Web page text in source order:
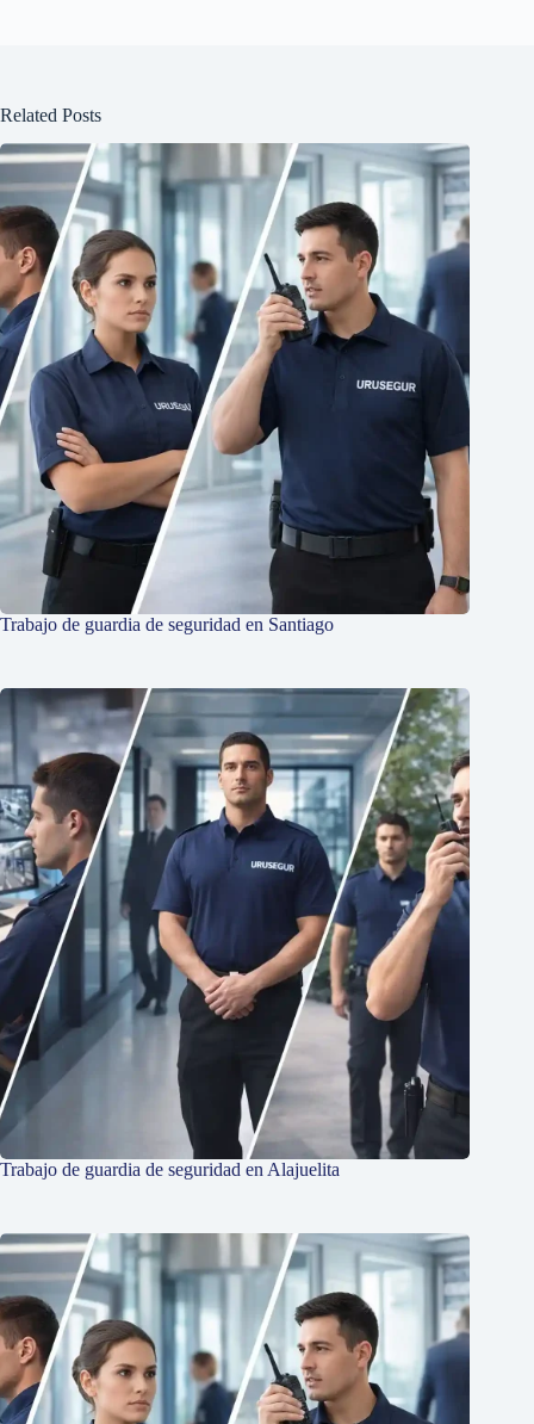
Related Posts
Trabajo de guardia de seguridad en Santiago
Trabajo de guardia de seguridad en Alajuelita